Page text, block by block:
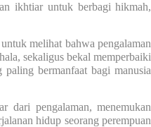
ikhtiar untuk berbagi hikmah,
melihat bahwa pengalaman
sekaligus bekal memperbaiki
bermanfaat bagi manusia
pengalaman, menemukan
hidup seorang perempuan